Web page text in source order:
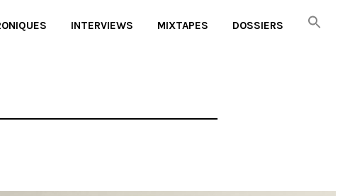
INTERVIEWS MIXTAPES DOSSIERS